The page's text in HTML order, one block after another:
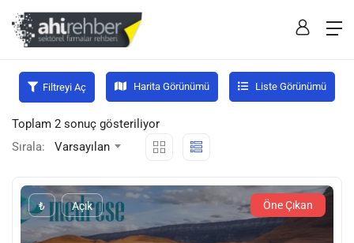
Filtreyi Aç Harita Görünümü Liste Görünümü
Toplam 2 sonuç gösteriliyor
Sırala:
Varsayılan
₺ Açık Öne Çıkan